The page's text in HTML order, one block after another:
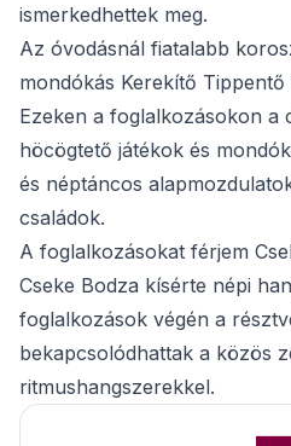
ismerkedhettek meg.
Az óvodásnál fiatalabb
mondókás Kerekítő
Ezeken a foglalkozásokon a
höcögtető játékok és
és néptáncos
családok.
A foglalkozásokat férjem
Cseke Bodza kísérte népi
foglalkozások végén a
bekapcsolódhattak a közös
ritmushangszerekkel.